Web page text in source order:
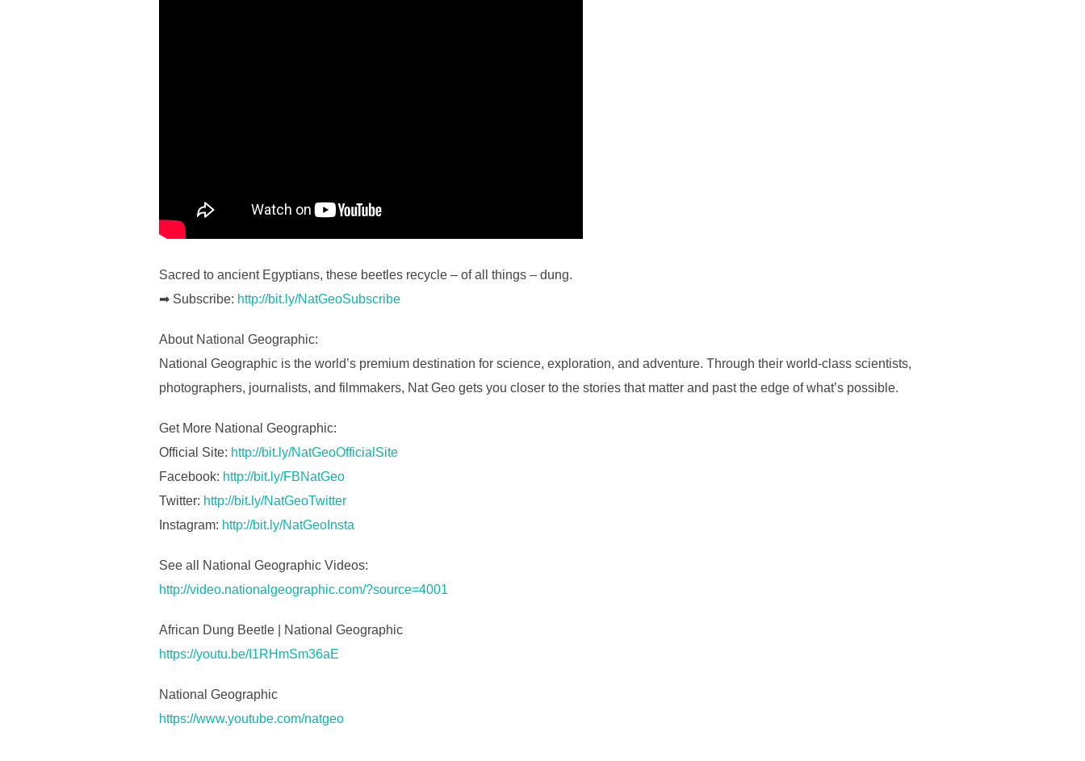
Sacred to ancient Egyptians, these beetles recycle – of all things – dung.
➡ Subscribe: http://bit.ly/NatGeoSubscribe
About National Geographic:
National Geographic is the world’s premium destination for science, exploration, and adventure. Through their world-class scientists,
photographers, journalists, and filmmakers, Nat Geo gets you closer to the stories that matter and past the edge of what’s possible.
Get More National Geographic:
Official Site: http://bit.ly/NatGeoOfficialSite
Facebook: http://bit.ly/FBNatGeo
Twitter: http://bit.ly/NatGeoTwitter
Instagram: http://bit.ly/NatGeoInsta
See all National Geographic Videos:
http://video.nationalgeographic.com/?source=4001
African Dung Beetle | National Geographic
https://youtu.be/I1RHmSm36aE
National Geographic
https://www.youtube.com/natgeo